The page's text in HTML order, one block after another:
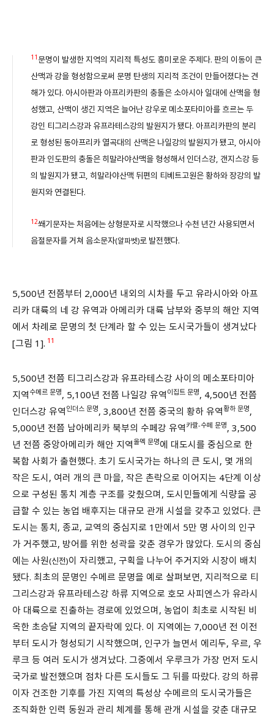
11 문명이 발생한 지역의 지리적 특성도 흥미로운 주제다. 판의 이동이 큰
산맥과 강을 형성함으로써 문명 탄생의 지리적 조건이 만들어졌다는 견
해가 있다. 아시아판과 아프리카판의 충돌은 소아시아 일대에 산맥을 형
성했고, 산맥이 생긴 지역은 늘어난 강우로 메소포타미아를 흐르는 두
강인 티그리스강과 유프라테스강의 발원지가 됐다. 아프리카판의 분리
로 형성된 동아프리카 열곡대의 산맥은 나일강의 발원지가 됐고, 아시아
판과 인도판의 충돌은 히말라야산맥을 형성해서 인더스강, 갠지스강 등
의 발원지가 됐고, 히말라야산맥 뒤편의 티베트고원은 황하와 장강의 발
원지와 연결된다.
12쐐기문자는 처음에는 상형문자로 시작했으나 수천 년간 사용되면서
음절문자를 거쳐 음소문자(알파벳)로 발전했다.
5,500년 전쯤부터 2,000년 내외의 시차를 두고 유라시아와 아프
리카 대륙의 네 강 유역과 아메리카 대륙 남부와 중부의 해안 지역
에서 차례로 문명의 첫 단계라 할 수 있는 도시국가들이 생겨났다
[그림 1]. 11
5,500년 전쯤 티그리스강과 유프라테스강 사이의 메소포타미아
지역 수메르 문명, 5,100년 전쯤 나일강 유역 이집트 문명, 4,500년 전쯤
인더스강 유역 인더스 문명, 3,800년 전쯤 중국의 황하 유역황하 문명,
5,000년 전쯤 남아메리카 북부의 수페강 유역 카랄-수페 문명, 3,500
년 전쯤 중앙아메리카 해안 지역 올멕 문명에 대도시를 중심으로 한
복합 사회가 출현했다. 초기 도시국가는 하나의 큰 도시, 몇 개의
작은 도시, 여러 개의 큰 마을, 작은 촌락으로 이어지는 4단계 이상
으로 구성된 통치 계층 구조를 갖췄으며, 도시민들에게 식량을 공
급할 수 있는 농업 배후지는 대규모 관개 시설을 갖추고 있었다. 큰
도시는 통치, 종교, 교역의 중심지로 1만에서 5만 명 사이의 인구
가 거주했고, 방어를 위한 성곽을 갖춘 경우가 많았다. 도시의 중심
에는 사원(신전)이 자리했고, 구획을 나누어 주거지와 시장이 배치
됐다. 최초의 문명인 수메르 문명을 예로 살펴보면, 지리적으로 티
그리스강과 유프라테스강 하류 지역으로 호모 사피엔스가 유라시
아 대륙으로 진출하는 경로에 있었으며, 농업이 최초로 시작된 비
옥한 초승달 지역의 끝자락에 있다. 이 지역에는 7,000년 전 이전
부터 도시가 형성되기 시작했으며, 인구가 늘면서 에리두, 우르, 우
루크 등 여러 도시가 생겨났다. 그중에서 우루크가 가장 먼저 도시
국가로 발전했으며 점차 다른 도시들도 그 뒤를 따랐다. 강의 하류
이자 건조한 기후를 가진 지역의 특성상 수메르의 도시국가들은
조직화한 인력 동원과 관리 체계를 통해 관개 시설을 갖춘 대규모